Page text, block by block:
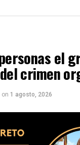
el
crimen
on 1 agosto, 2026